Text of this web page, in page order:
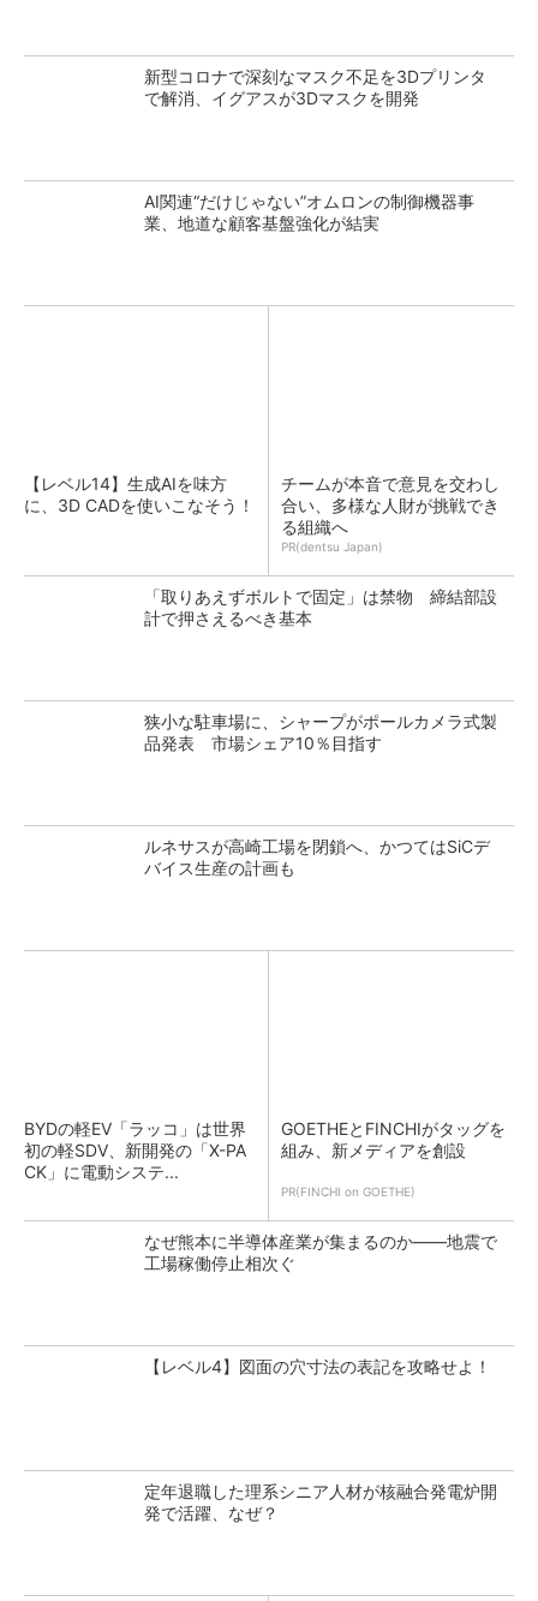
新型コロナで深刻なマスク不足を3Dプリンタ
で解消、イグアスが3Dマスクを開発
AI関連“だけじゃない”オムロンの制御機器事
業、地道な顧客基盤強化が結実
【レベル14】生成AIを味方
に、3D CADを使いこなそう！
チームが本音で意見を交わし
合い、多様な人財が挑戦でき
る組織へ
PR(dentsu Japan)
「取りあえずボルトで固定」は禁物 締結部設
計で押さえるべき基本
狭小な駐車場に、シャープがポールカメラ式製
品発表 市場シェア10％目指す
ルネサスが高崎工場を閉鎖へ、かつてはSiCデ
バイス生産の計画も
BYDの軽EV「ラッコ」は世界
初の軽SDV、新開発の「X-PA
CK」に電動システ...
GOETHEとFINCHIがタッグを
組み、新メディアを創設
PR(FINCHI on GOETHE)
なぜ熊本に半導体産業が集まるのか――地震で
工場稼働停止相次ぐ
【レベル4】図面の穴寸法の表記を攻略せよ！
定年退職した理系シニア人材が核融合発電炉開
発で活躍、なぜ？